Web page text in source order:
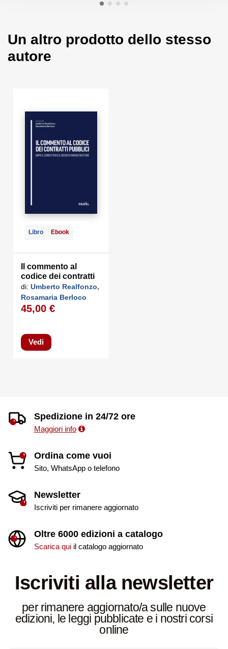
Un altro prodotto dello stesso
autore
Libro Ebook
Il commento al
codice dei contratti
pubblici dopo il
correttivo e il
decreto...
di:Umberto Realfonzo,
Rosamaria Berloco
45,00 €
Vedi
Spedizione in 24/72 ore
Maggiori info
Ordina come vuoi
Sito, WhatsApp o telefono
Newsletter
Iscriviti per rimanere aggiornato
Oltre 6000 edizioni a catalogo
Scarica quiil catalogo aggiornato
Iscriviti alla newsletter
per rimanere aggiornato/a sulle nuove
edizioni, le leggi pubblicate e i nostri corsi
online